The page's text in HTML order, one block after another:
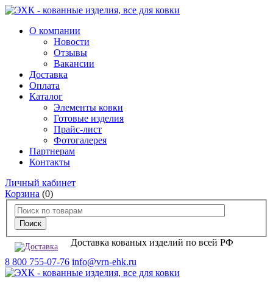
О компании
Новости
Отзывы
Вакансии
Доставка
Оплата
Каталог
Элементы ковки
Готовые изделия
Прайс-лист
Фотогалерея
Партнерам
Контакты
Личный кабинет
Корзина (0)
Доставка кованых изделий по всей РФ
8 800 755-07-76 info@vrn-ehk.ru